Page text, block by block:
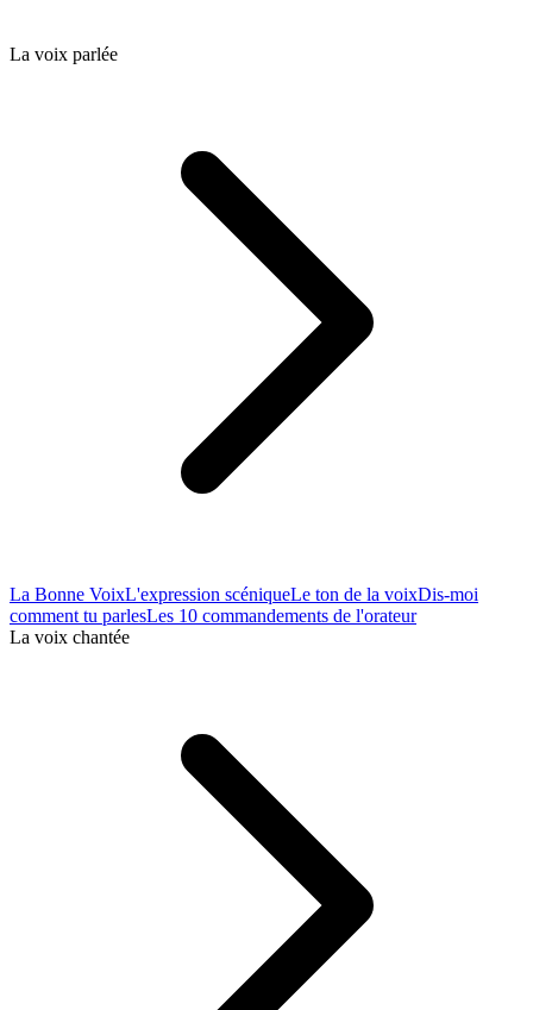
La voix parlée
La Bonne VoixL'expression scéniqueLe ton de la voixDis-moi
comment tu parlesLes 10 commandements de l'orateur
La voix chantée